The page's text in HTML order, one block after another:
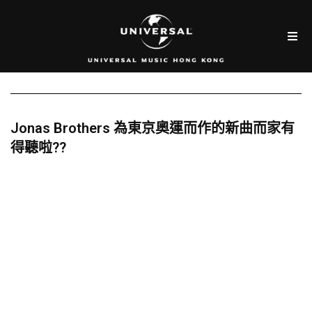
Jonas Brothers 為東京奧運而作的新曲而家有
得聽啦??